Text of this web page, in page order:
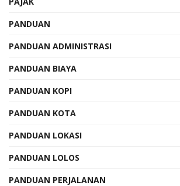
PANDUAN
PANDUAN ADMINISTRASI
PANDUAN BIAYA
PANDUAN KOPI
PANDUAN KOTA
PANDUAN LOKASI
PANDUAN LOLOS
PANDUAN PERJALANAN